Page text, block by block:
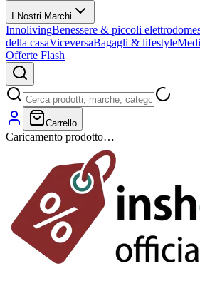
I Nostri Marchi
InnolivingBenessere & piccoli
della casaViceversaBagagli & lifestyle
Offerte Flash
Carrello
Caricamento prodotto…